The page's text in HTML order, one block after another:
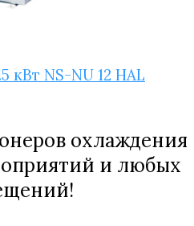
кВт NS-NU 12 HAL
охлаждения
и любых